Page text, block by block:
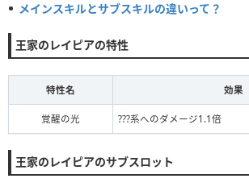
メインスキルとサブスキルの違いって？
王家のレイピアの特性
特性名 効果
覚醒の光 ???系へのダメージ1.1倍
王家のレイピアのサブスロット